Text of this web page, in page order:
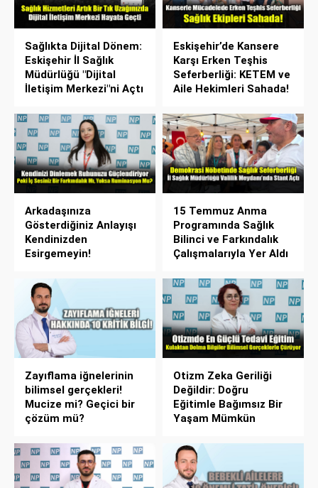
Sağlıkta Dijital Dönem:
Eskişehir İl Sağlık
Müdürlüğü "Dijital
İletişim Merkezi"ni Açtı
Eskişehir’de Kansere
Karşı Erken Teşhis
Seferberliği: KETEM ve
Aile Hekimleri Sahada!
Arkadaşınıza
Gösterdiğiniz Anlayışı
Kendinizden
Esirgemeyin!
15 Temmuz Anma
Programında Sağlık
Bilinci ve Farkındalık
Çalışmalarıyla Yer Aldı
Zayıflama iğnelerinin
bilimsel gerçekleri!
Mucize mi? Geçici bir
çözüm mü?
Otizm Zeka Geriliği
Değildir: Doğru
Eğitimle Bağımsız Bir
Yaşam Mümkün